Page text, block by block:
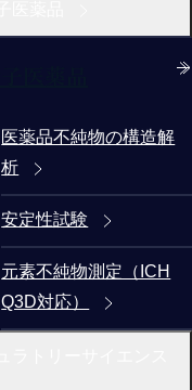
医薬品不純物の構造解
析
安定性試験
元素不純物測定（ICH
Q3D対応）